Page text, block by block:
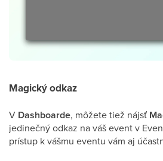
Magický odkaz
V Dashboarde, môžete tiež nájsť
jedinečný odkaz na váš event v
prístup k vášmu eventu vám aj